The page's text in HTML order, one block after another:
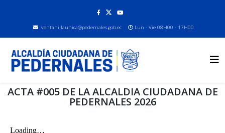
ventanillaunica@pedernales.gob.ec Lun - Vie 08H00 - 17H00
ACTA #005 DE LA ALCALDIA CIUDADANA DE
PEDERNALES 2026